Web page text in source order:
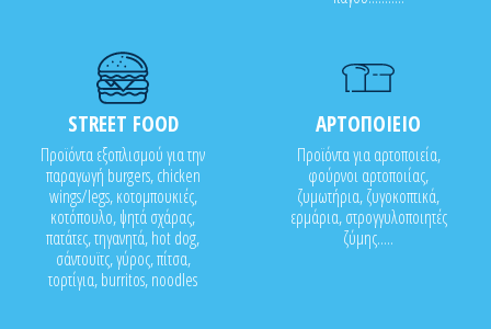
STREET FOOD
Προϊόντα εξοπλισμού για την
παραγωγή burgers, chicken
wings/legs, κοτομπουκιές,
κοτόπουλο, ψητά σχάρας,
πατάτες, τηγανητά, hot dog,
σάντουϊτς, γύρος, πίτσα,
τορτίγια, burritos, noodles
ΑΡΤΟΠΟΙΕΙΟ
Προϊόντα για αρτοποιεία,
φούρνοι αρτοποιίας,
ζυμωτήρια, ζυγοκοπτικά,
ερμάρια, στρογγυλοποιητές
ζύμης.....